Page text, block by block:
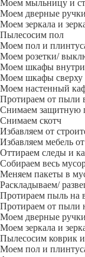
Моем мыльницу и
Моем дверные
Моем зеркала и
Пылесосим пол
Моем пол и
Моем розетки/
Моем шкафы внутри
Моем шкафы сверху
Моем настенный
Протираем от пыли
Снимаем защитную
Снимаем скотч
Избавляем от
Избавляем мебель
Оттираем следы и
Собираем весь
Меняем пакеты в
Раскладываем/
Протираем пыль на
Протираем от пыли
Моем дверные ручки
Моем зеркала и
Пылесосим коврик
Моем пол и